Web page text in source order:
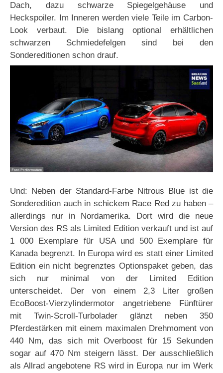
Dach, dazu schwarze Spiegelgehäuse und
Heckspoiler. Im Inneren werden viele Teile im Carbon-
Look verbaut. Die bislang optional erhältlichen
schwarzen Schmiedefelgen sind bei den
Sondereditionen schon drauf.
Und: Neben der Standard-Farbe Nitrous Blue ist die
Sonderedition auch in schickem Race Red zu haben –
allerdings nur in Nordamerika. Dort wird die neue
Version des RS als Limited Edition verkauft und ist auf
1 000 Exemplare für USA und 500 Exemplare für
Kanada begrenzt. In Europa wird es statt einer Limited
Edition ein nicht begrenztes Optionspaket geben, das
sich nur minimal von der Limited Edition
unterscheidet. Der von einem 2,3 Liter großen
EcoBoost-Vierzylindermotor angetriebene Fünftürer
mit Twin-Scroll-Turbolader glänzt neben 350
Pferdestärken mit einem maximalen Drehmoment von
440 Nm, das sich mit Overboost für 15 Sekunden
sogar auf 470 Nm steigern lässt. Der ausschließlich
als Allrad angebotene RS wird in Europa nur im Werk